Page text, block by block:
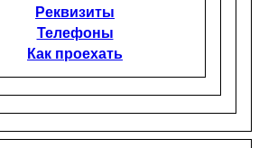
Реквизиты
Телефоны
Как проехать